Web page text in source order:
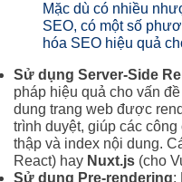
Mặc dù có nhiều
SEO, có một số
hóa SEO hiệu quả
Sử dụng Server-Side
pháp hiệu quả cho vấn
dung trang web được
trình duyệt, giúp các
thập và index nội dung.
React) hay Nuxt.js (cho
Sử dụng Pre-rendering: